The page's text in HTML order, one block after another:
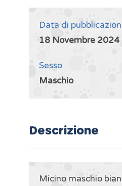
Data di
18 Novembre 2024
Sesso
Maschio
Descrizione
Micino maschio